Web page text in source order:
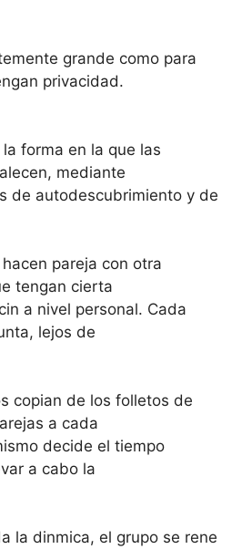
grande como para
privacidad.
forma en la que las
mediante
de autodescubrimiento y de
pareja con otra
tengan cierta
a nivel personal. Cada
lejos de
copian de los folletos de
a cada
decide el tiempo
a cabo la
la dinmica, el grupo se rene